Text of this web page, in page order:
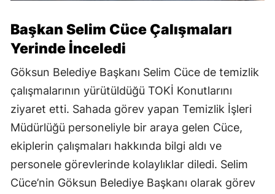
Başkan Selim Cüce Çalışmaları
Yerinde İnceledi
Göksun Belediye Başkanı Selim Cüce de temizlik
çalışmalarının yürütüldüğü TOKİ Konutlarını
ziyaret etti. Sahada görev yapan Temizlik İşleri
Müdürlüğü personeliyle bir araya gelen Cüce,
ekiplerin çalışmaları hakkında bilgi aldı ve
personele görevlerinde kolaylıklar diledi. Selim
Cüce’nin Göksun Belediye Başkanı olarak görev